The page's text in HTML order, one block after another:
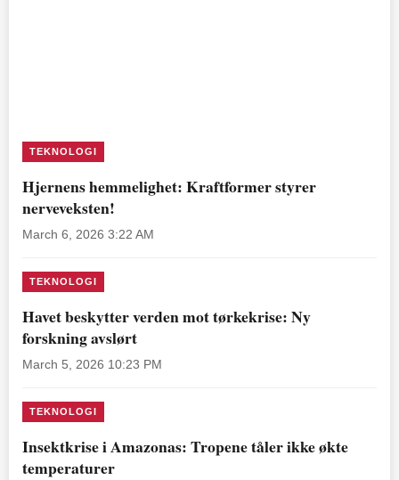
TEKNOLOGI
Hjernens hemmelighet: Kraftformer styrer
nerveveksten!
March 6, 2026 3:22 AM
TEKNOLOGI
Havet beskytter verden mot tørkekrise: Ny
forskning avslørt
March 5, 2026 10:23 PM
TEKNOLOGI
Insektkrise i Amazonas: Tropene tåler ikke økte
temperaturer